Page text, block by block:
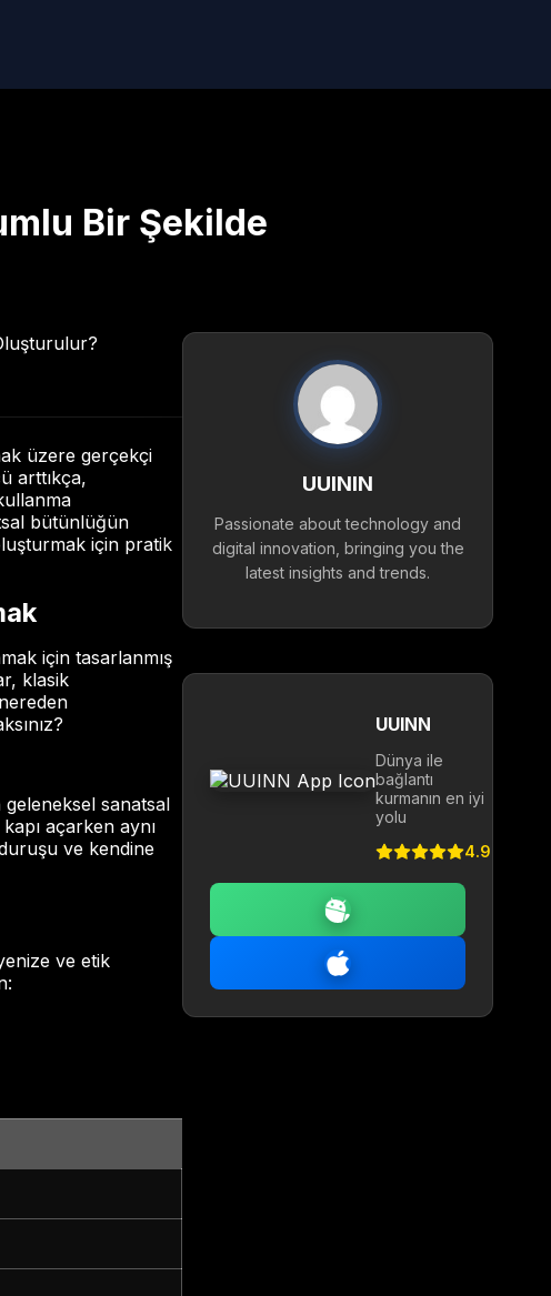
Bir Şekilde
üzere gerçekçi
arttıkça,
bütünlüğün
için pratik
için tasarlanmış
klasik
sanatsal
açarken aynı
ve kendine
ve etik
UUININ
Passionate about technology and
digital innovation, bringing you the
latest insights and trends.
UUINN
Dünya ile
bağlantı
kurmanın en iyi
yolu
4.9